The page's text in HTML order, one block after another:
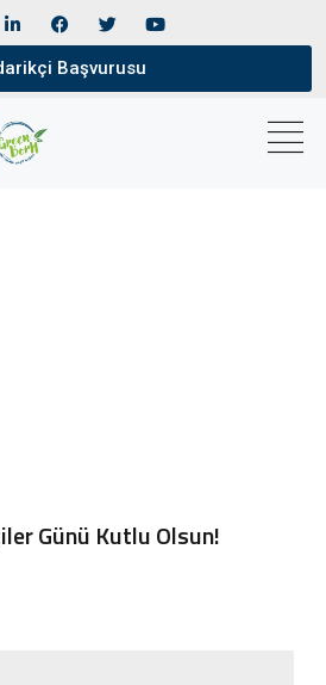
Başvurusu
Günü Kutlu Olsun!